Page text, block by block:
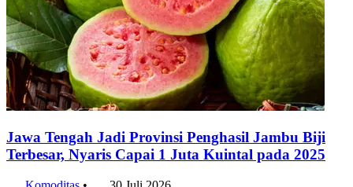
Bagikan artikel ini:
WhatsApp
Twitter / X Facebook
Telegram
LinkedIn
Konten Terkait